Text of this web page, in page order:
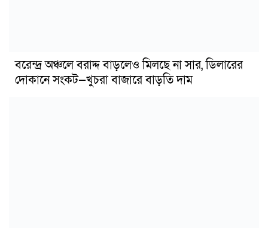
বরেন্দ্র অঞ্চলে বরাদ্দ বাড়লেও মিলছে না সার, ডিলারের
দোকানে সংকট—খুচরা বাজারে বাড়তি দাম